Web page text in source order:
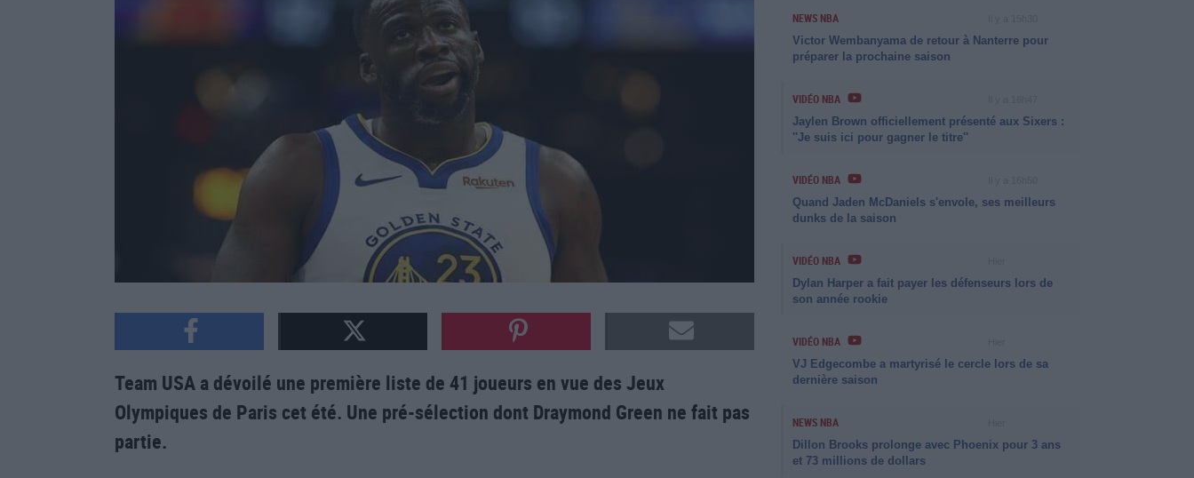
Team USA a dévoilé une première liste de 41 joueurs en vue des Jeux
Olympiques de Paris cet été. Une pré-sélection dont Draymond Green ne fait pas
partie.
NEWS NBA
Victor Wembanyama de retour à Nanterre pour
préparer la prochaine saison
VIDÉO NBA
Jaylen Brown officiellement présenté aux Sixers :
''Je suis ici pour gagner le titre''
VIDÉO NBA
Quand Jaden McDaniels s'envole, ses meilleurs
dunks de la saison
VIDÉO NBA
Dylan Harper a fait payer les défenseurs lors de
son année rookie
VIDÉO NBA
VJ Edgecombe a martyrisé le cercle lors de sa
dernière saison
NEWS NBA
Dillon Brooks prolonge avec Phoenix pour 3 ans
et 73 millions de dollars